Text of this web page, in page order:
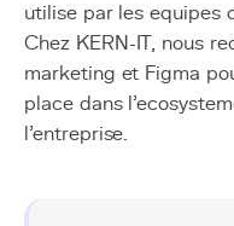
utilise par les equipes
Chez KERN-IT, nous
marketing et Figma
place dans
l'entreprise.